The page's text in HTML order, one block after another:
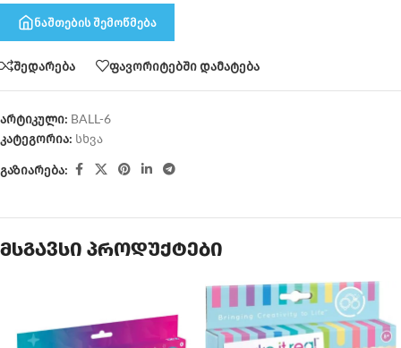
ნაშთების შემოწმება
შედარება ფავორიტებში დამატება
არტიკული: BALL-6
კატეგორია: სხვა
გაზიარება:
მსგავსი პროდუქტები